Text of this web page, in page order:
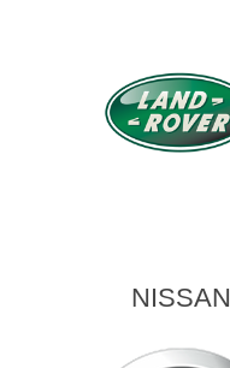
NISSAN